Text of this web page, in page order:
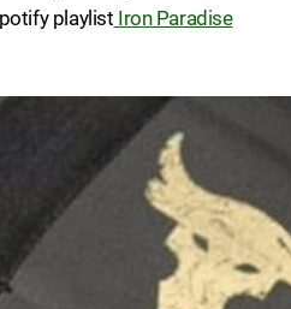
playlist Iron Paradise